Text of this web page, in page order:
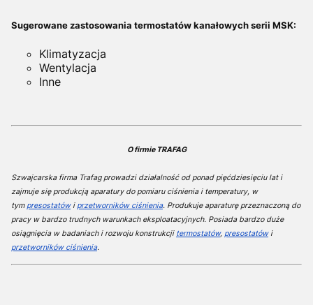
Sugerowane zastosowania termostatów kanałowych serii MSK:
Klimatyzacja
Wentylacja
Inne
O firmie TRAFAG
Szwajcarska firma Trafag prowadzi działalność od ponad pięćdziesięciu lat i
zajmuje się produkcją aparatury do pomiaru ciśnienia i temperatury, w
tym presostatówi przetworników ciśnienia. Produkuje aparaturę przeznaczoną do
pracy w bardzo trudnych warunkach eksploatacyjnych. Posiada bardzo duże
osiągnięcia w badaniach i rozwoju konstrukcji termostatów, presostatówi
przetworników ciśnienia.